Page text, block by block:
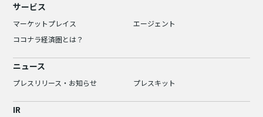
サービス
マーケットプレイス
エージェント
ココナラ経済圏とは？
ニュース
プレスリリース・お知らせ プレスキット
IR